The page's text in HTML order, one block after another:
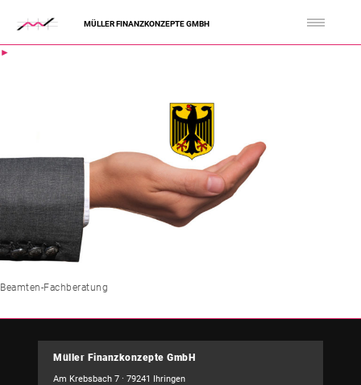
MÜLLER FINANZKONZEPTE GMBH
Beamten-Fachberatung
Müller Finanzkonzepte GmbH
Am Krebsbach 7 · 79241 Ihringen